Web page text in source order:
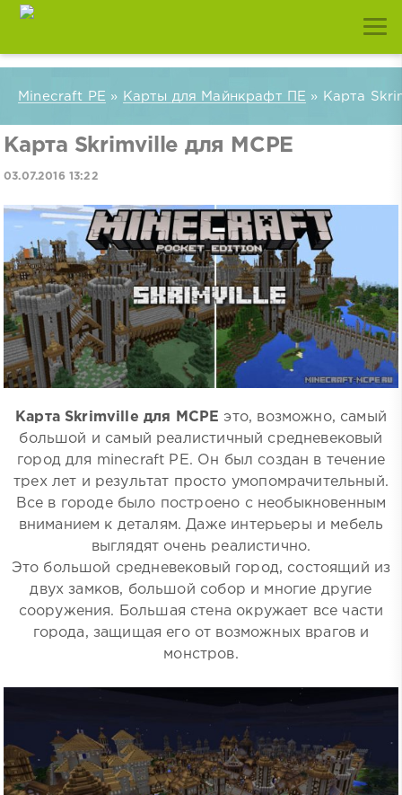
Minecraft PE » Карты для Майнкрафт ПЕ » Карта
Карта Skrimville для MCPE
03.07.2016 13:22
Карта Skrimville для MCPE это, возможно, самый
большой и самый реалистичный средневековый
город для minecraft PE. Он был создан в течение
трех лет и результат просто умопомрачительный.
Все в городе было построено с необыкновенным
вниманием к деталям. Даже интерьеры и мебель
выглядят очень реалистично.
Это большой средневековый город, состоящий из
двух замков, большой собор и многие другие
сооружения. Большая стена окружает все части
города, защищая его от возможных врагов и
монстров.